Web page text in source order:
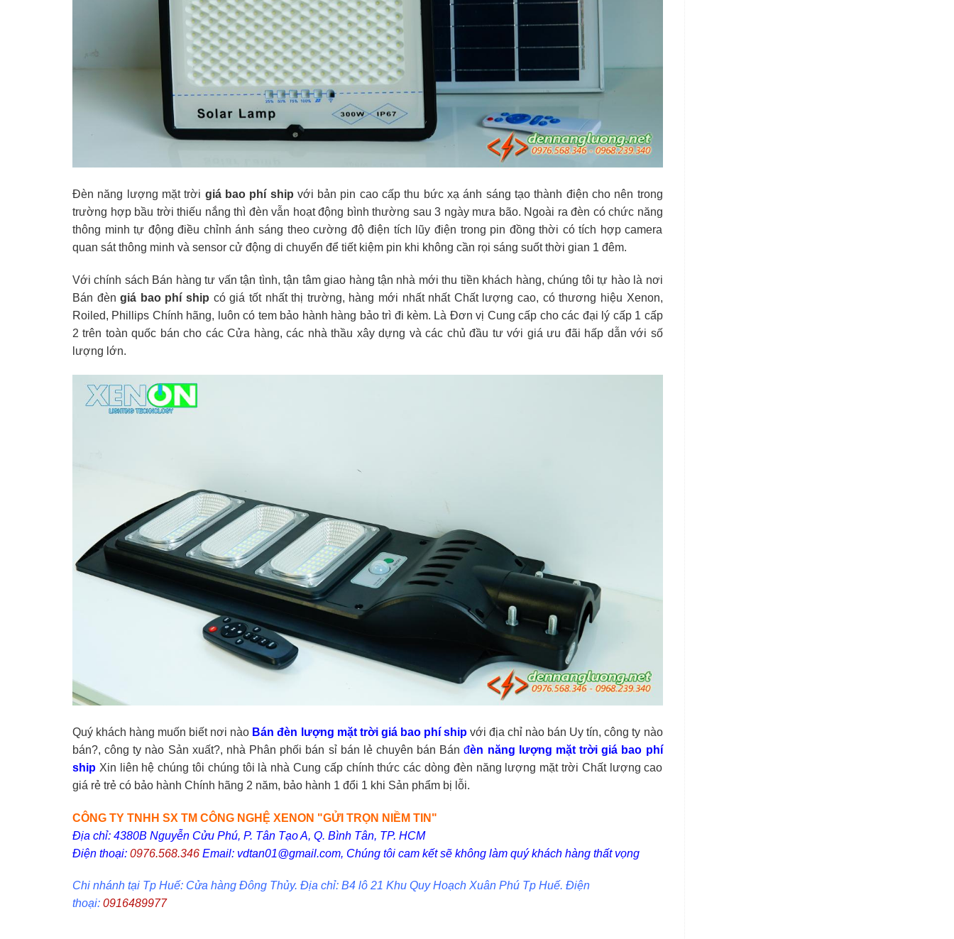
Đèn năng lượng mặt trời giá bao phí ship với bản pin cao cấp thu bức xạ ánh sáng tạo thành điện cho nên trong
trường hợp bầu trời thiếu nắng thì đèn vẫn hoạt động bình thường sau 3 ngày mưa bão. Ngoài ra đèn có chức năng
thông minh tự động điều chỉnh ánh sáng theo cường độ điện tích lũy điện trong pin đồng thời có tích hợp camera
quan sát thông minh và sensor cử động di chuyển để tiết kiệm pin khi không cần rọi sáng suốt thời gian 1 đêm.
Với chính sách Bán hàng tư vấn tận tình, tận tâm giao hàng tận nhà mới thu tiền khách hàng, chúng tôi tự hào là nơi
Bán đèngiá bao phí ship có giá tốt nhất thị trường, hàng mới nhất nhất Chất lượng cao, có thương hiệu Xenon,
Roiled, Phillips Chính hãng, luôn có tem bảo hành hàng bảo trì đi kèm. Là Đơn vị Cung cấp cho các đại lý cấp 1 cấp
2 trên toàn quốc bán cho các Cửa hàng, các nhà thầu xây dựng và các chủ đầu tư với giá ưu đãi hấp dẫn với số
lượng lớn.
Quý khách hàng muốn biết nơi nào Bán đèn lượng mặt trời giá bao phí ship với địa chỉ nào bán Uy tín, công ty nào
bán?, công ty nào Sản xuất?, nhà Phân phối bán sỉ bán lẻ chuyên bán Bánđèn năng lượng mặt trời giá bao phí
ship Xin liên hệ chúng tôi chúng tôi là nhà Cung cấp chính thức các dòng đèn năng lượng mặt trời Chất lượng cao
giá rẻ trẻ có bảo hành Chính hãng 2 năm, bảo hành 1 đổi 1 khi Sản phẩm bị lỗi.
CÔNG TY TNHH SX TM CÔNG NGHỆ XENON "GỬI TRỌN NIỀM TIN"
Địa chỉ: 4380B Nguyễn Cửu Phú, P. Tân Tạo A, Q. Bình Tân, TP. HCM
Điện thoại: 0976.568.346 Email: vdtan01@gmail.com, Chúng tôi cam kết sẽ không làm quý khách hàng thất vọng
Chi nhánh tại Tp Huế: Cửa hàng Đông Thủy. Địa chỉ: B4 lô 21 Khu Quy Hoạch Xuân Phú Tp Huế. Điện
thoại: 0916489977